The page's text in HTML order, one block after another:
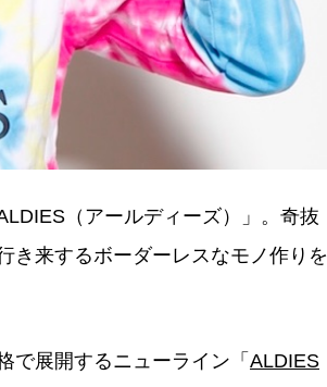
（アールディーズ）」。奇抜
き来するボーダーレスなモノ作りを
で展開するニューライン「 ALDIES